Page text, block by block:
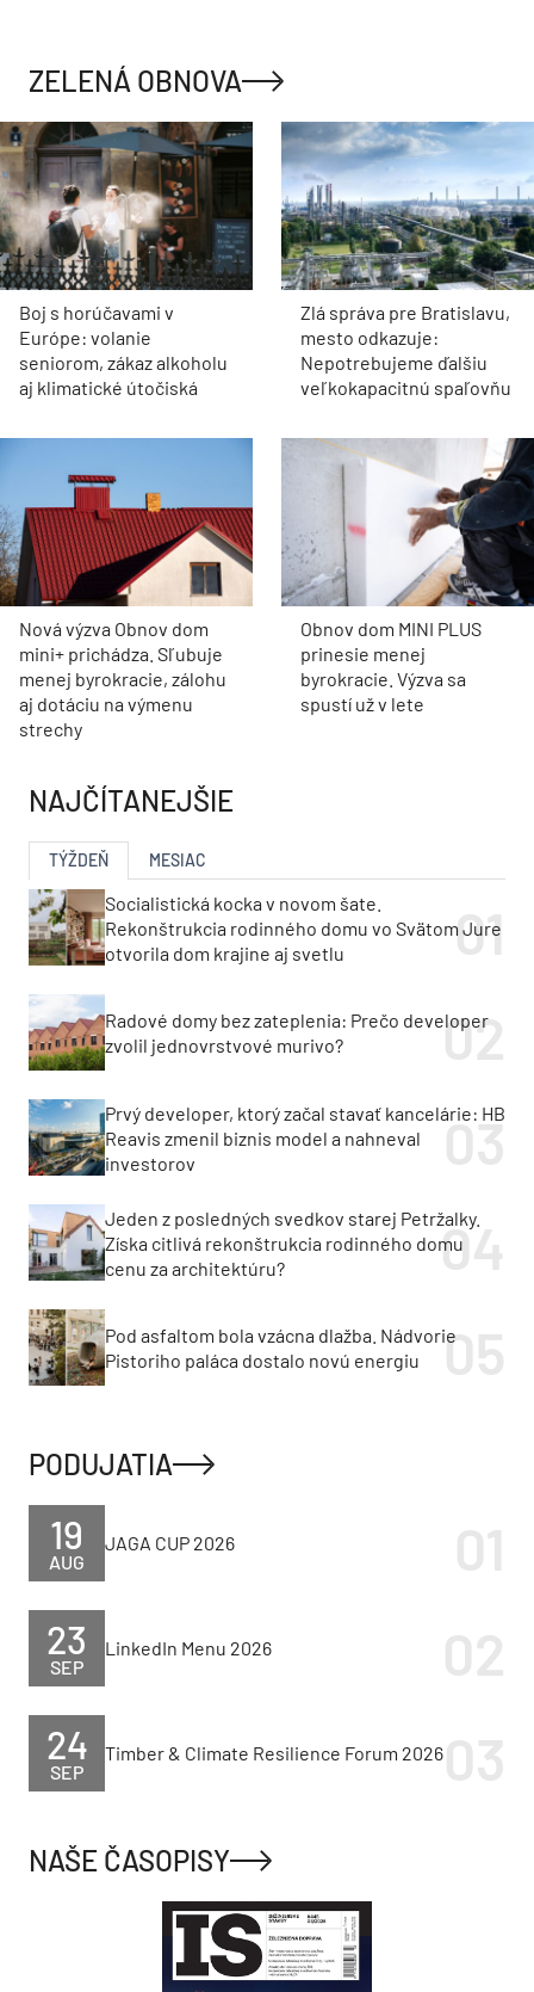
ZELENÁ OBNOVA
Boj s horúčavami v
Európe: volanie
seniorom, zákaz alkoholu
aj klimatické útočiská
Zlá správa pre Bratislavu,
mesto odkazuje:
Nepotrebujeme ďalšiu
veľkokapacitnú spaľovňu
Nová výzva Obnov dom
mini+ prichádza. Sľubuje
menej byrokracie, zálohu
aj dotáciu na výmenu
strechy
Obnov dom MINI PLUS
prinesie menej
byrokracie. Výzva sa
spustí už v lete
NAJČÍTANEJŠIE
TÝŽDEŇ MESIAC
Socialistická kocka v novom šate.
Rekonštrukcia rodinného domu vo Svätom Jure
otvorila dom krajine aj svetlu
Radové domy bez zateplenia: Prečo developer
zvolil jednovrstvové murivo?
Prvý developer, ktorý začal stavať kancelárie: HB
Reavis zmenil biznis model a nahneval
investorov
Jeden z posledných svedkov starej Petržalky.
Získa citlivá rekonštrukcia rodinného domu
cenu za architektúru?
Pod asfaltom bola vzácna dlažba. Nádvorie
Pistoriho paláca dostalo novú energiu
PODUJATIA
AUG
19 JAGA CUP 2026
SEP
23 LinkedIn Menu 2026
SEP
24 Timber & Climate Resilience Forum 2026
NAŠE ČASOPISY